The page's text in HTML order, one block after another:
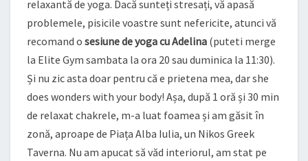
relaxantă de yoga. Dacă sunteți stresați, vă apasă
problemele, pisicile voastre sunt nefericite, atunci vă
recomand o sesiune de yoga cu Adelina (puteti merge
la Elite Gym sambata la ora 20 sau duminica la 11:30).
Și nu zic asta doar pentru că e prietena mea, dar she
does wonders with your body! Așa, după 1 oră și 30 min
de relaxat chakrele, m-a luat foamea și am găsit în
zonă, aproape de Piața Alba Iulia, un Nikos Greek
Taverna. Nu am apucat să văd interiorul, am stat pe